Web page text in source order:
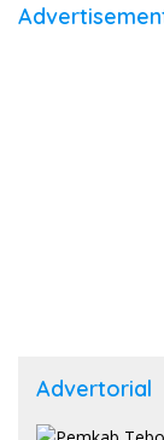
Advertorial